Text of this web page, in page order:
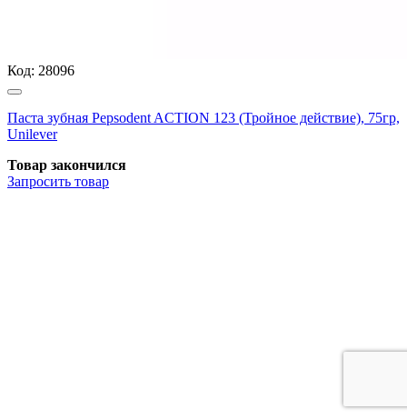
Код: 28096
Паста зубная Pepsodent ACTION 123 (Тройное действие), 75гр,
Unilever
Товар закончился
Запросить товар